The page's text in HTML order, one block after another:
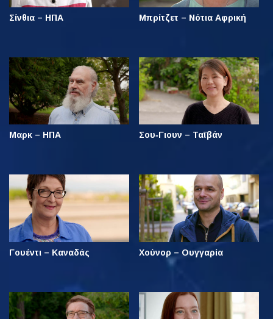
Σίνθια – ΗΠΑ Μπρίτζετ – Νότια Αφρική
Μαρκ – ΗΠΑ Σου‑Γιουν – Ταϊβάν
Γουέντι – Καναδάς Χούνορ – Ουγγαρία